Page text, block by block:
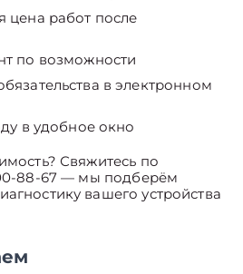
цена работ после
по возможности
в электронном
в удобное окно
Свяжитесь по
88-67 — мы подберём
вашего устройства